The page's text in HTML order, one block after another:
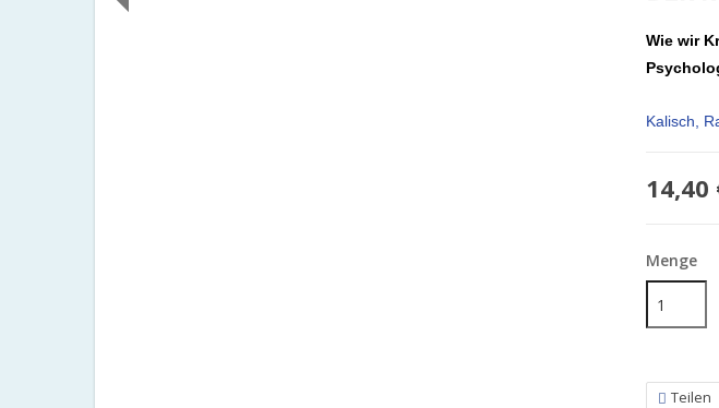
Wie wir
Kalisch,
14,40
Menge
Teilen